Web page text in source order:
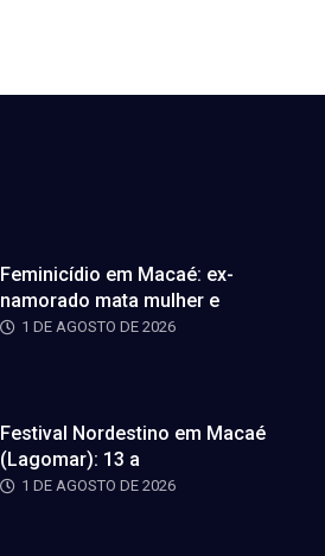
Feminicídio em Macaé: ex-
namorado mata mulher e
1 DE AGOSTO DE 2026
Festival Nordestino em Macaé
(Lagomar): 13 a
1 DE AGOSTO DE 2026